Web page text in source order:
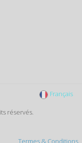
Français
réservés.
Termes & Conditions